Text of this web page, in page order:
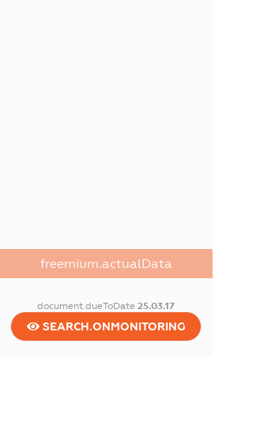
freemium.actualData
document.dueToDate25.03.17
SEARCH.ONMONITORING